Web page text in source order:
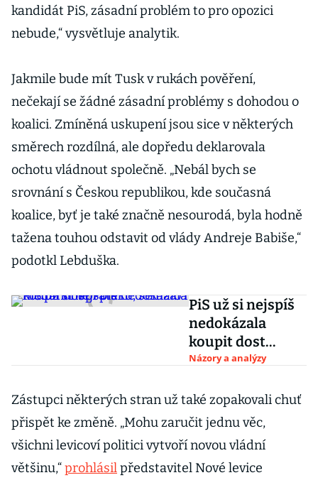
kandidát PiS, zásadní problém to pro opozici
nebude,“ vysvětluje analytik.
Jakmile bude mít Tusk v rukách pověření,
nečekají se žádné zásadní problémy s dohodou o
koalici. Zmíněná uskupení jsou sice v některých
směrech rozdílná, ale dopředu deklarovala
ochotu vládnout společně. „Nebál bych se
srovnání s Českou republikou, kde současná
koalice, byť je také značně nesourodá, byla hodně
tažena touhou odstavit od vlády Andreje Babiše,“
podotkl Lebduška.
PiS už si nejspíš
nedokázala
koupit dost
Poláků, selhalo i
Názory a analýzy
Zástupci některých stran už také zopakovali chuť
přispět ke změně. „Mohu zaručit jednu věc,
všichni levicoví politici vytvoří novou vládní
většinu,“prohlásilpředstavitel Nové levice